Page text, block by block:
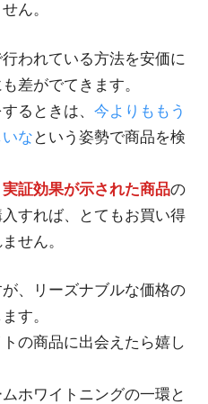
ん。
われている方法を安価に
差がでてきます。
るときは、 今よりももう
な という姿勢で商品を検
実証効果が示された商品の
すれば、とてもお買い得
せん。
、リーズナブルな価格の
す。
の商品に出会えたら嬉し
ホワイトニングの一環と